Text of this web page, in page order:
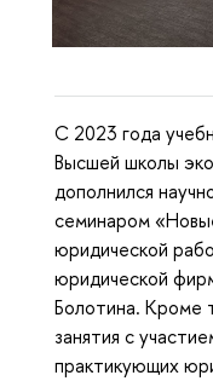
С 2023 года
Высшей школы
дополнился
семинаром
юридической
юридической
Болотина. Кроме
занятия с
практикующих